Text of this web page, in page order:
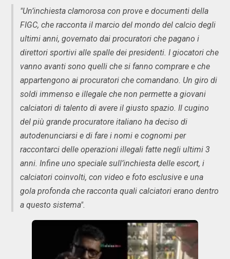
"Un’inchiesta clamorosa con prove e documenti della
FIGC, che racconta il marcio del mondo del calcio degli
ultimi anni, governato dai procuratori che pagano i
direttori sportivi alle spalle dei presidenti. I giocatori che
vanno avanti sono quelli che si fanno comprare e che
appartengono ai procuratori che comandano. Un giro di
soldi immenso e illegale che non permette a giovani
calciatori di talento di avere il giusto spazio. Il cugino
del più grande procuratore italiano ha deciso di
autodenunciarsi e di fare i nomi e cognomi per
raccontarci delle operazioni illegali fatte negli ultimi 3
anni. Infine uno speciale sull’inchiesta delle escort, i
calciatori coinvolti, con video e foto esclusive e una
gola profonda che racconta quali calciatori erano dentro
a questo sistema".